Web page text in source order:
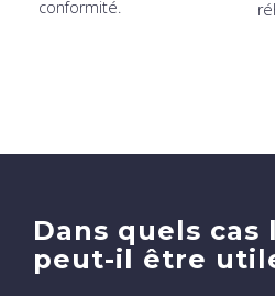
conformité.
Dans quels cas
peut-il être